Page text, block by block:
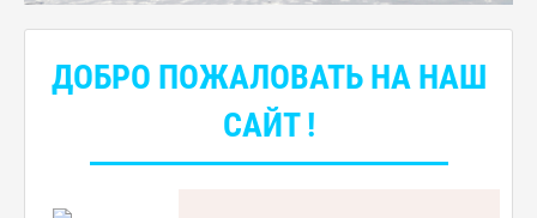
ДОБРО ПОЖАЛОВАТЬ НА НАШ
САЙТ !